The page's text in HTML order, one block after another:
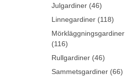
Julgardiner (46)
Linnegardiner (118)
Mörkläggningsgardiner
(116)
Rullgardiner (46)
Sammetsgardiner (66)